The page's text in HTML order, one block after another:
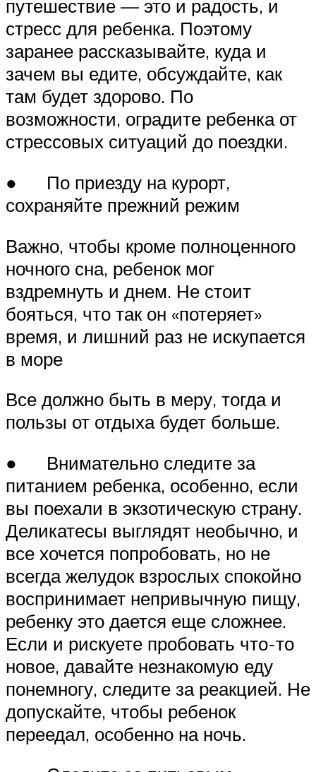
путешествие — это и радость, и
стресс для ребенка. Поэтому
заранее рассказывайте, куда и
зачем вы едите, обсуждайте, как
там будет здорово. По
возможности, оградите ребенка от
стрессовых ситуаций до поездки.
● По приезду на курорт,
сохраняйте прежний режим
Важно, чтобы кроме полноценного
ночного сна, ребенок мог
вздремнуть и днем. Не стоит
бояться, что так он «потеряет»
время, и лишний раз не искупается
в море
Все должно быть в меру, тогда и
пользы от отдыха будет больше.
● Внимательно следите за
питанием ребенка, особенно, если
вы поехали в экзотическую страну.
Деликатесы выглядят необычно, и
все хочется попробовать, но не
всегда желудок взрослых спокойно
воспринимает непривычную пищу,
ребенку это дается еще сложнее.
Если и рискуете пробовать что-то
новое, давайте незнакомую еду
понемногу, следите за реакцией. Не
допускайте, чтобы ребенок
переедал, особенно на ночь.